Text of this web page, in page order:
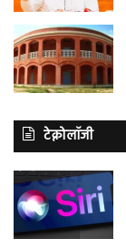
टेक्नोलॉजी